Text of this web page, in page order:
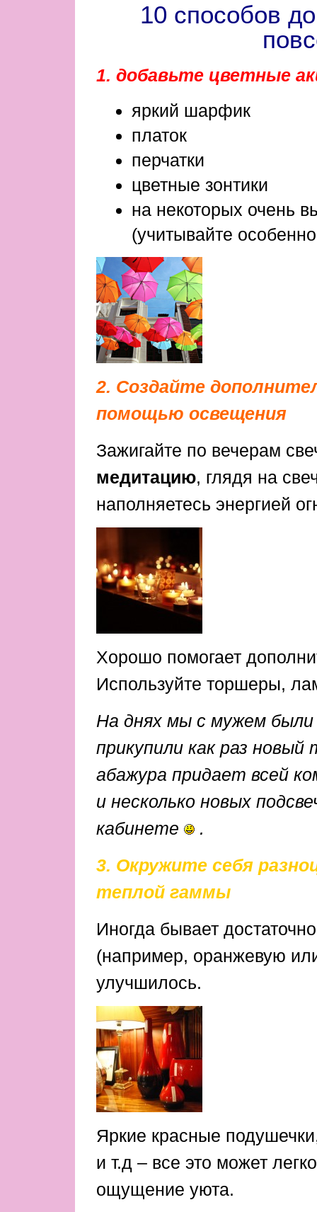
10 способов
1. добавьте цветные
яркий шарфик
платок
перчатки
цветные зонтики
на некоторых очень
(учитывайте
2. Создайте
помощью освещения
Зажигайте по вечерам
медитацию, глядя на
наполняетесь энергией
Хорошо помогает
Используйте торшеры,
На днях мы с мужем
прикупили как раз
абажура придает всей
и несколько новых
кабинете
.
3. Окружите себя
теплой гаммы
Иногда бывает
(например, оранжевую
улучшилось.
Яркие красные
и т.д – все это может
ощущение уюта.